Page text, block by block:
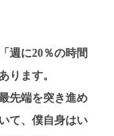
週に20％の時間
ります。
先端を突き進め
て、僕自身はい